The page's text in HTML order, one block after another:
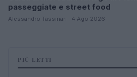
passeggiate e street food
Alessandro Tassinari · 4 Ago 2026
PIÙ LETTI